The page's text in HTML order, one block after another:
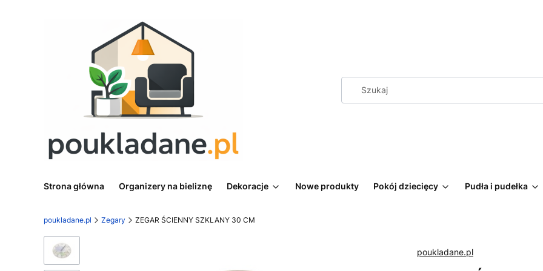
Strona główna Organizery na bieliznę Dekoracje Nowe produkty Pokój dziecięcy Pudła i pudełka
poukladane.pl Zegary ZEGAR ŚCIENNY SZKLANY 30 CM
poukladane.pl